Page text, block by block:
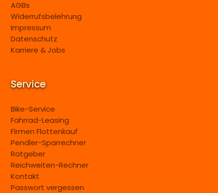
AGBs
Widerrufsbelehrung
Impressum
Datenschutz
Karriere & Jobs
Service
Bike-Service
Fahrrad-Leasing
Firmen Flottenkauf
Pendler-Sparrechner
Ratgeber
Reichweiten-Rechner
Kontakt
Passwort vergessen